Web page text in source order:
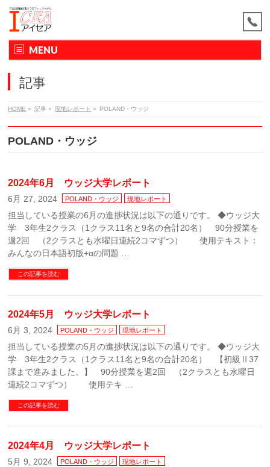
MENU
記事
HOME » 記事 » 現地レポート » POLAND・ウッジ
POLAND・ウッジ
2024年6月 ウッジ大学レポート
6月 27, 2024 POLAND・ウッジ 現地レポート
担当している授業の6月の進捗状況は以下の通りです。 ◆ウッジ大
学 3年生2クラス（1クラス11名と9名の合計20名） 90分授業を
週2回 （2クラスとも水曜日連続2コマずつ） 使用テキスト：
みんなの日本語初版+αの問題 …
この記事を読む
2024年5月 ウッジ大学レポート
6月 3, 2024 POLAND・ウッジ 現地レポート
担当している授業の5月の進捗状況は以下の通りです。 ◆ウッジ大
学 3年生2クラス（1クラス11名と9名の合計20名） 【初級Ⅱ37
課まで進みました。】 90分授業を週2回 （2クラスとも水曜日
連続2コマずつ） 使用テキ …
この記事を読む
2024年4月 ウッジ大学レポート
5月 9, 2024 POLAND・ウッジ 現地レポート